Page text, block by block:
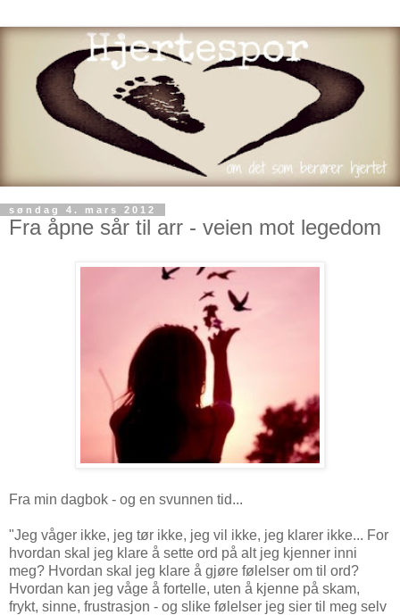
søndag 4. mars 2012
Fra åpne sår til arr - veien mot legedom
Fra min dagbok - og en svunnen tid...
"Jeg våger ikke, jeg tør ikke, jeg vil ikke, jeg klarer ikke... For
hvordan skal jeg klare å sette ord på alt jeg kjenner inni
meg? Hvordan skal jeg klare å gjøre følelser om til ord?
Hvordan kan jeg våge å fortelle, uten å kjenne på skam,
frykt, sinne, frustrasjon - og slike følelser jeg sier til meg selv